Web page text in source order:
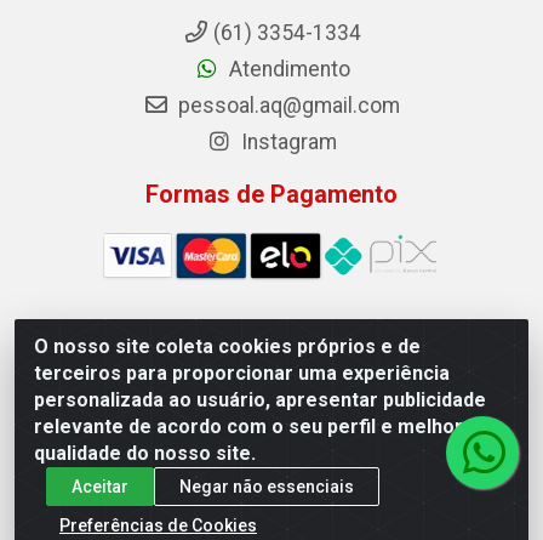
O nosso site coleta cookies próprios e de
terceiros para proporcionar uma experiência
personalizada ao usuário, apresentar publicidade
relevante de acordo com o seu perfil e melhorar a
qualidade do nosso site.
Aceitar
Negar não essenciais
Preferências de Cookies
(61) 3354-1334
Atendimento
pessoal.aq@gmail.com
Instagram
Formas de Pagamento
Auto Qualidade Comercio de Pecas LTDA - Quadra Qi
23, S/N, Lote 05/06 - Taguatinga, Brasília/DF - CEP
72.135-230 - CNPJ 72.617.459/0001-40